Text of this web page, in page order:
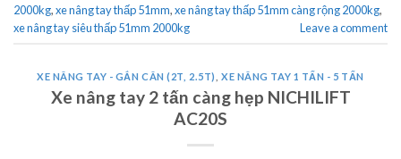
2000kg,xe nâng tay thấp 51mm,xe nâng tay thấp 51mm càng rộng 2000kg,
xe nâng tay siêu thấp 51mm 2000kg
Leave a comment
XE NÂNG TAY - GẮN CÂN (2T, 2.5T) ,XE NÂNG TAY 1 TẤN - 5 TẤN
Xe nâng tay 2 tấn càng hẹp NICHILIFT
AC20S